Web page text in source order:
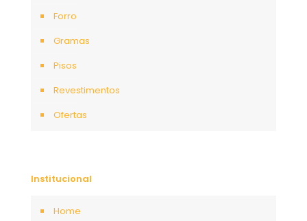
Forro
Gramas
Pisos
Revestimentos
Ofertas
Institucional
Home